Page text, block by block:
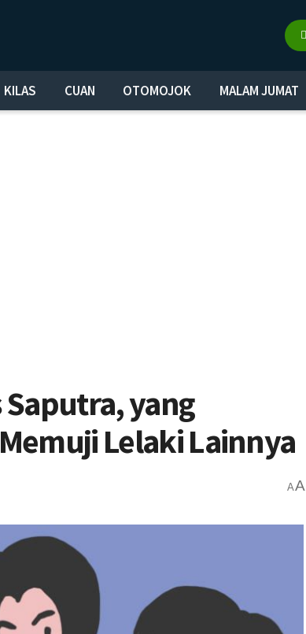
KILAS CUAN OTOMOJOK MALAM JUMAT
yang
Lelaki Lainnya
AA